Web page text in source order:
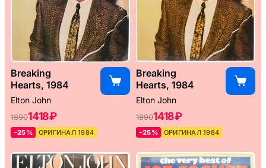
Breaking
Hearts, 1984
Elton John
18901418 ₽
–25% ОРИГИНАЛ 1984
Breaking
Hearts, 1984
Elton John
18901418 ₽
–25% ОРИГИНАЛ 1984